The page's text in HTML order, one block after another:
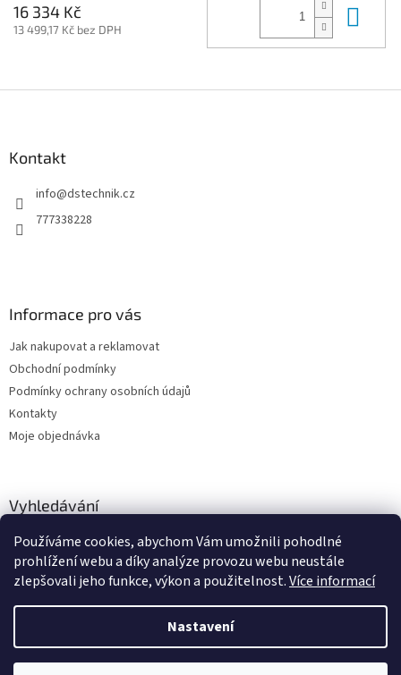
Používáme cookies, abychom Vám umožnili pohodlné
prohlížení webu a díky analýze provozu webu neustále
zlepšovali jeho funkce, výkon a použitelnost.Více informací
Nastavení
16 334 Kč
13 499,17 Kč bez DPH
Kontakt
info@dstechnik.cz
777338228
Informace pro vás
Jak nakupovat a reklamovat
Obchodní podmínky
Podmínky ochrany osobních údajů
Kontakty
Moje objednávka
Vyhledávání
HLEDAT
Vytvořil Shoptet